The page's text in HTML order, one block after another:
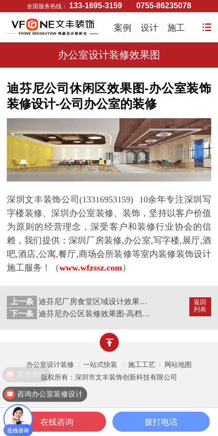
全国服务热线： 133-1695-3159 0755-86235078
案例 设计 施工
办公室设计装修效果图
迪芬尼公司休闲区效果图-办公室装饰
装修设计-公司办公室的装修
深圳文丰装饰公司(13316953159) 10余年专注深圳写
字楼装修、深圳办公室装修、装饰，坚持以客户价值
为原则的经营理念，深受客户和装修行业协会的信
赖，我们提供：深圳厂房装修,办公室,写字楼,展厅,酒
吧,酒店,公寓,餐厅,商场会所装修等室内装修装饰设计
施工服务！（www.wfzssz.com ）
返回
列表
上一条
迪芬尼厂房食堂区域设计效果图-员工食堂装修设计
下一条
迪芬尼办公区装修效果图-高档办公室装修设计-办公空间设计装修公司
办公室设计装修 | 一站式快装 | 施工工艺 |
网站地图
版权所有：深圳市文丰装饰创新科技有限公司
一键拨打 公装案例 公装设计 关于文丰
咨询办公室装修设计
其他空间
在线咨询 拨打电话